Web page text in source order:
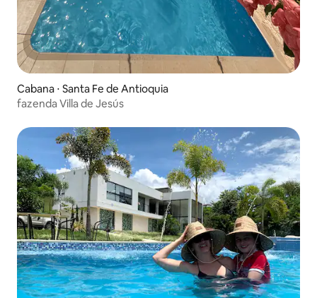
Cabana ⋅ Santa Fe de Antioquia
fazenda Villa de Jesús